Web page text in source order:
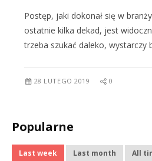
Postęp, jaki dokonał się w
ostatnie kilka dekad, jest
trzeba szukać daleko, wystarczy
28 LUTEGO 2019 0
Popularne
Last week Last month All